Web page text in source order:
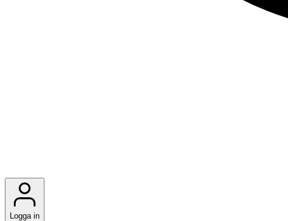
Logga in